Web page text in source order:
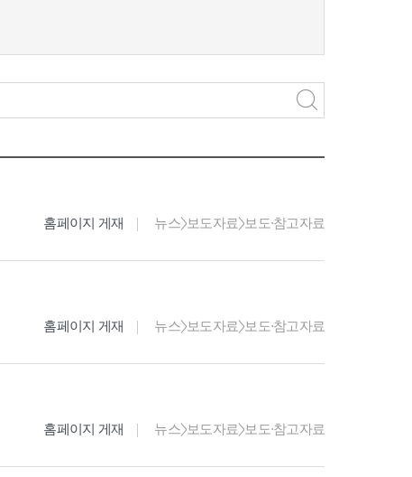
홈페이지 게재 뉴스>보도자료>보도·참고자료
홈페이지 게재 뉴스>보도자료>보도·참고자료
홈페이지 게재 뉴스>보도자료>보도·참고자료